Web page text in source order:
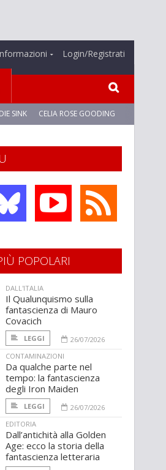
Login/Registrati
SINK CELIA ROSE GOODING
POPOLARI
DALL'ITALIA
Il Qualunquismo sulla
fantascienza di Mauro
Covacich
LEGGI
26/07/2026
CONTAMINAZIONI
Da qualche parte nel
tempo: la fantascienza
degli Iron Maiden
LEGGI
26/07/2026
EDITORIA
Dall’antichità alla Golden
Age: ecco la storia della
fantascienza letteraria